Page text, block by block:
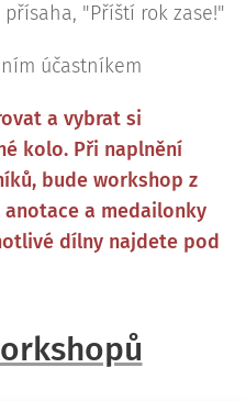
"Příští rok zase!"
účastníkem
a vybrat si
kolo. Při naplnění
bude workshop z
a medailonky
dílny najdete pod